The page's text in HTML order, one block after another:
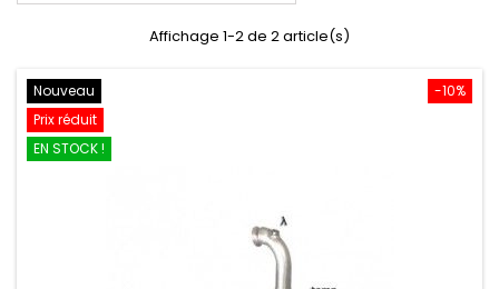
Affichage 1-2 de 2 article(s)
-10%
Nouveau
Prix réduit
EN STOCK !